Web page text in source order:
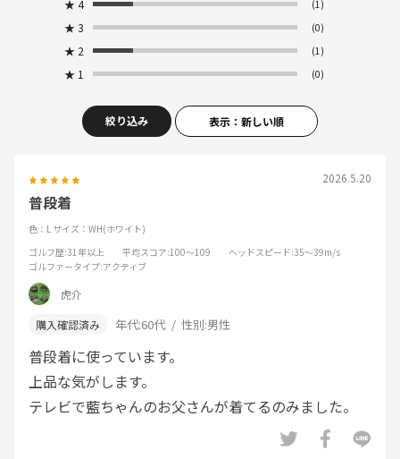
★ 4 (1)
★ 3 (0)
★ 2 (1)
★ 1 (0)
絞り込み 表示：新しい順
2026.5.20
普段着
色：L サイズ：WH(ホワイト)
ゴルフ歴:31年以上 平均スコア:100～109 ヘッドスピード:35～39m/s
ゴルファータイプ:アクティブ
虎介
年代:60代 性別:男性
普段着に使っています。
上品な気がします。
テレビで藍ちゃんのお父さんが着てるのみました。